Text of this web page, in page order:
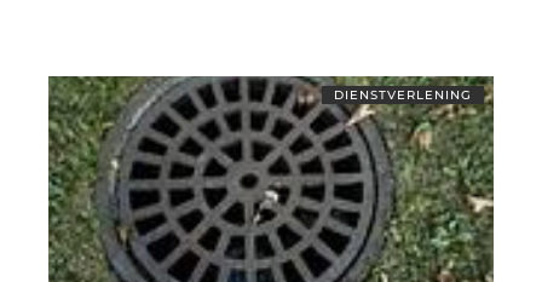
DIENSTVERLENING